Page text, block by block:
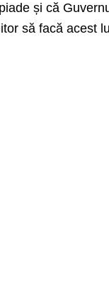
și că
să facă acest